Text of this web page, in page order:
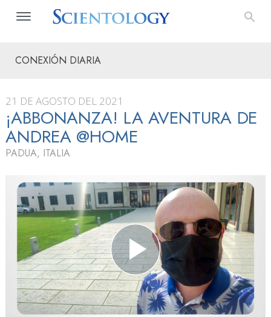
CONEXIÓN DIARIA
21 DE AGOSTO DEL 2021
¡ABBONANZA! LA AVENTURA DE
ANDREA @HOME
PADUA, ITALIA